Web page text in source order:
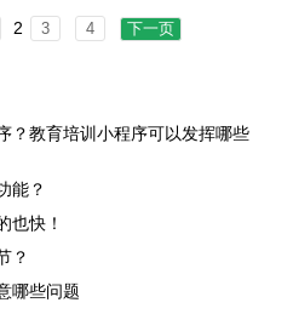
2 3 4 下一页
？教育培训小程序可以发挥哪些
能？
也快！
？
哪些问题